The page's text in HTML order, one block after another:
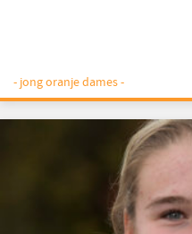
- jong oranje dames -